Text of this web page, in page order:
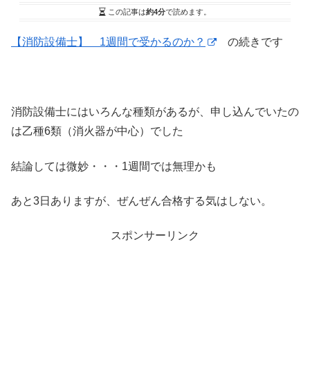
この記事は約4分で読めます。
【消防設備士】 1週間で受かるのか？ の続きです
消防設備士にはいろんな種類があるが、申し込んでいたの
は乙種6類（消火器が中心）でした
結論しては微妙・・・1週間では無理かも
あと3日ありますが、ぜんぜん合格する気はしない。
スポンサーリンク